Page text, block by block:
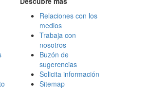
Relaciones con los
medios
Trabaja con
nosotros
Buzón de
sugerencias
Solicita información
Sitemap